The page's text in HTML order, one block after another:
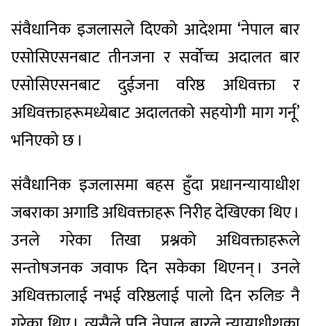
संवैधानिक इजलासले दिएको आदेशमा ‘नेपाल बार
एसोसिएसनबाट तीनजना र सर्वोच्च अदालत बार
एसोसिएसनबाट दुईजना वरिष्ठ अधिवक्ता र
अधिवक्ताहरूमध्येबाट अदालतको सहयोगी माग गर्नू’
भनिएको छ ।
संवैधानिक इजलासमा बहस हुँदा प्रधानन्यायाधीश
जबराका अगाडि अधिवक्ताहरू निरीह देखिएका थिए ।
उनले गरेका तिखा प्रश्नको अधिवक्ताहरूले
सन्तोषजनक जवाफ दिन सकेका थिएनन् । उनले
अधिवक्तालाई नभई वरिष्ठलाई पालो दिन रुलिङ नै